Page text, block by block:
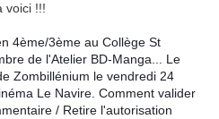
voici !!!
4ème/3ème au Collège St
de l'Atelier BD-Manga... Le
Zombillénium le vendredi 24
Le Navire. Comment valider
/ Retire l'autorisation